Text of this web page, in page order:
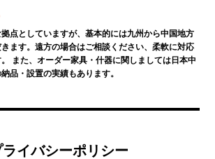
点としていますが、基本的には九州から中国地方
ます。遠方の場合はご相談ください、柔軟に対応
また、オーダー家具・什器に関しましては日本中
品・設置の実績もあります。
ライバシーポリシー